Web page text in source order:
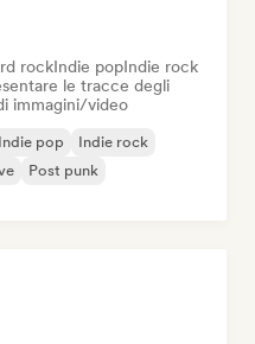
rockIndie popIndie rock
le tracce degli
immagini/video
Indie pop
Indie rock
Post punk